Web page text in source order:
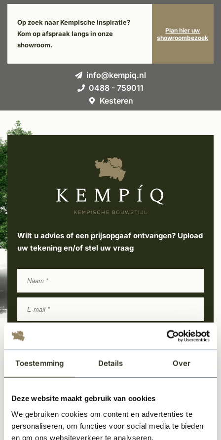
Toestemming Details Over
Deze website maakt gebruik van cookies
We gebruiken cookies om content en advertenties te
personaliseren, om functies voor social media te bieden
en om ons websiteverkeer te analyseren.
Op zoek naar Kempische inspiratie?
Kom op afspraak langs in onze
showroom.
Plan hier uw
showroombezoek
info@kempiq.nl
0488 - 759011
Kesteren
Wilt u advies of een prijsopgaaf ontvangen? Upload
uw tekening en/of stel uw vraag
Uploaden